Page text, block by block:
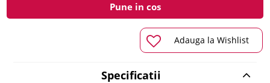
Adauga la Wishlist
Pune in cos
Specificatii